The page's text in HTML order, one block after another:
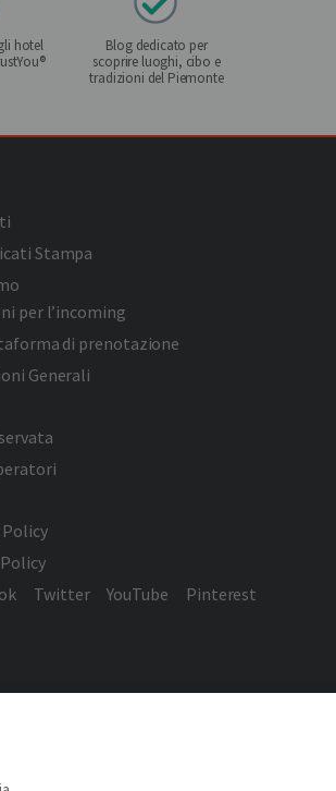
hotel
Blog dedicato per
scoprire luoghi, cibo e
tradizioni del Piemonte
Stampa
per l’incoming
di prenotazione
Generali
Policy
Twitter YouTube Pinterest